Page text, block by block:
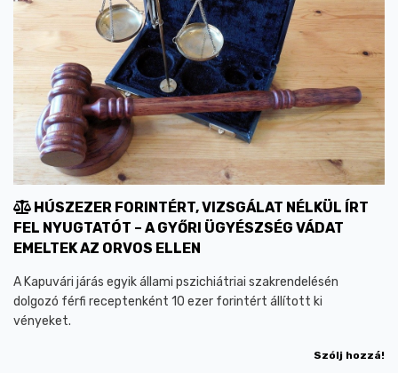
HÚSZEZER FORINTÉRT, VIZSGÁLAT NÉLKÜL ÍRT
FEL NYUGTATÓT – A GYŐRI ÜGYÉSZSÉG VÁDAT
EMELTEK AZ ORVOS ELLEN
A Kapuvári járás egyik állami pszichiátriai szakrendelésén
dolgozó férfi receptenként 10 ezer forintért állított ki
vényeket.
Szólj hozzá!